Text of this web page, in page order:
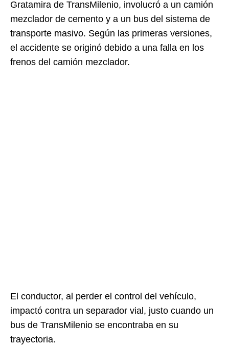
Gratamira de TransMilenio, involucró a un camión
mezclador de cemento y a un bus del sistema de
transporte masivo. Según las primeras versiones,
el accidente se originó debido a una falla en los
frenos del camión mezclador.
El conductor, al perder el control del vehículo,
impactó contra un separador vial, justo cuando un
bus de TransMilenio se encontraba en su
trayectoria.